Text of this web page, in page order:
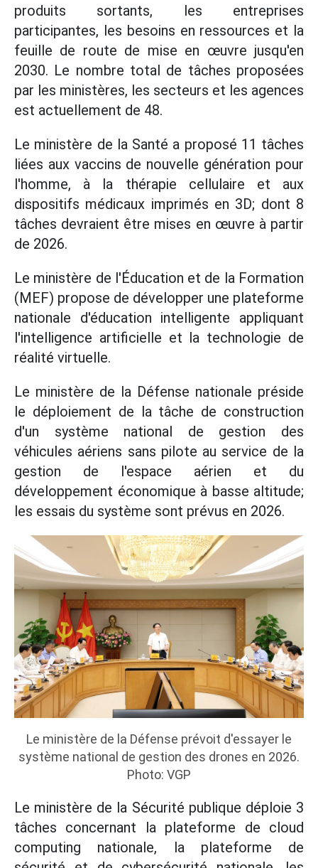
produits sortants, les entreprises
participantes, les besoins en ressources et la
feuille de route de mise en œuvre jusqu'en
2030. Le nombre total de tâches proposées
par les ministères, les secteurs et les agences
est actuellement de 48.
Le ministère de la Santé a proposé 11 tâches
liées aux vaccins de nouvelle génération pour
l'homme, à la thérapie cellulaire et aux
dispositifs médicaux imprimés en 3D; dont 8
tâches devraient être mises en œuvre à partir
de 2026.
Le ministère de l'Éducation et de la Formation
(MEF) propose de développer une plateforme
nationale d'éducation intelligente appliquant
l'intelligence artificielle et la technologie de
réalité virtuelle.
Le ministère de la Défense nationale préside
le déploiement de la tâche de construction
d'un système national de gestion des
véhicules aériens sans pilote au service de la
gestion de l'espace aérien et du
développement économique à basse altitude;
les essais du système sont prévus en 2026.
Le ministère de la Défense prévoit d'essayer le
système national de gestion des drones en 2026.
Photo: VGP
Le ministère de la Sécurité publique déploie 3
tâches concernant la plateforme de cloud
computing nationale, la plateforme de